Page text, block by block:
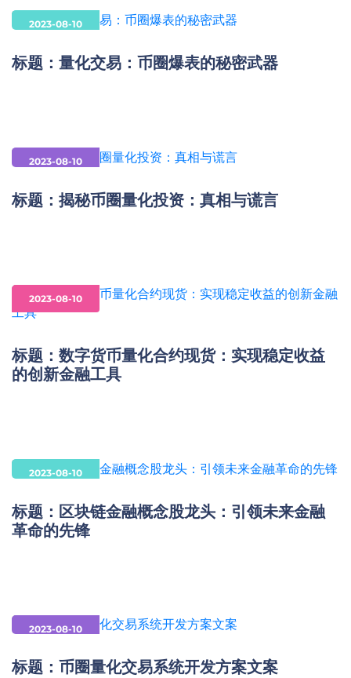
2023-08-10
标题：量化交易：币圈爆表的秘密武器
2023-08-10
标题：揭秘币圈量化投资：真相与谎言
2023-08-10
标题：数字货币量化合约现货：实现稳定收益
的创新金融工具
2023-08-10
标题：区块链金融概念股龙头：引领未来金融
革命的先锋
2023-08-10
标题：币圈量化交易系统开发方案文案